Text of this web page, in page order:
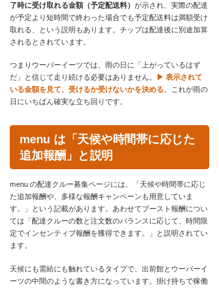
了時に受け取れる金額（予定配送料） が示され、実際の配達
が予定より短時間で終わった場合でも予定配送料は満額受け
取れる、という説明もあります。チップは配達後に別途加算
されるとされています。
つまりウーバーイーツでは、雨の日に「上がっているはず
だ」と信じて走り続ける必要はありません。
▶ 表示されて
いる金額を見て、受けるか受けないかを決める。これが雨の
日にいちばん確実な立ち回りです。
menu は「天候や時間帯に応じた
追加報酬」と説明
menu の配達クルー募集ページには、「天候や時間帯に応じ
た追加報酬や、多様な報酬キャンペーンも用意していま
す。」という記載があります。あわせてブースト報酬につい
ては「配達クルーの数と注文数のバランスに応じて、時間限
定でインセンティブ報酬を獲得できます。」と説明されてい
ます。
天候にも需給にも触れているタイプで、出前館とウーバーイ
ーツの中間のような書き方になっています。掛け持ちで稼働